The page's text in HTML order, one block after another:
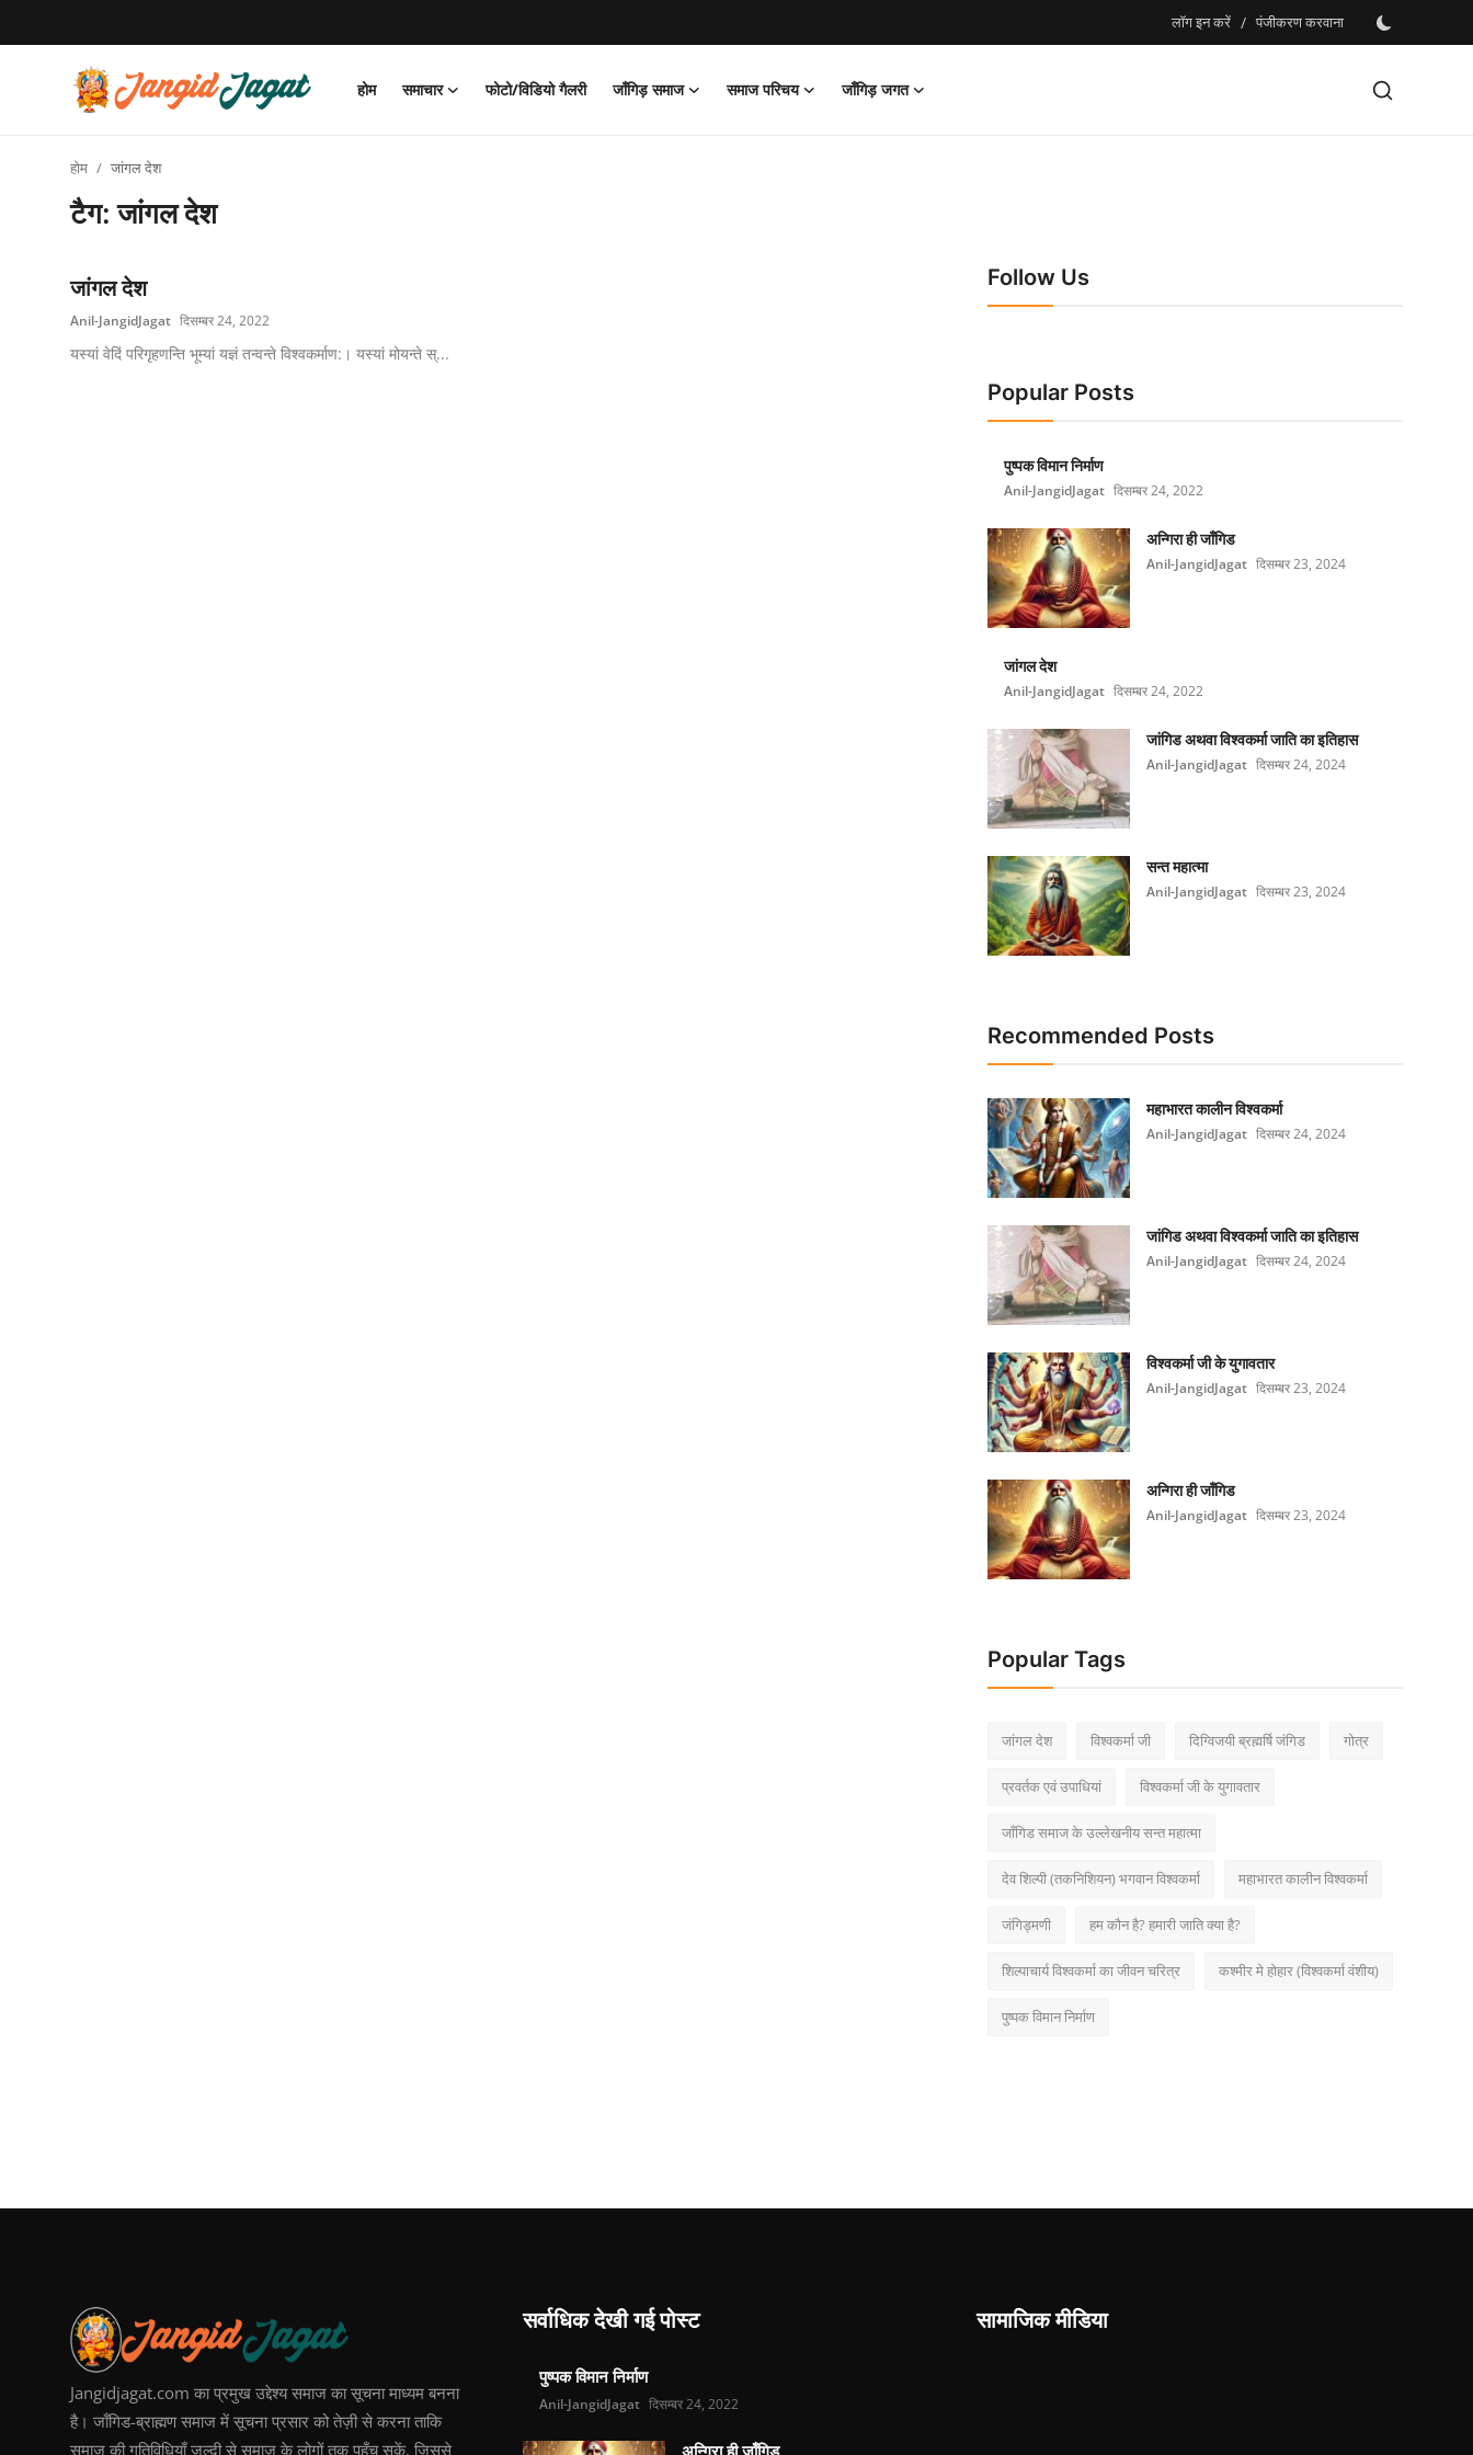
लॉग इन करें / पंजीकरण करवाना
होम समाचार फोटो/विडियो गैलरी जाँगिड़ समाज समाज परिचय
जाँगिड़ जगत
फोटो/विडियो गैलरी
जाँगिड़ समाज
होम जांगल देश
टैग: जांगल देश
जांगल देश
Anil-JangidJagat दिसम्बर 24, 2022
यस्यां वेदिं परिगृहणन्ति भूम्यां यज्ञं तन्वन्ते विश्वकर्माण:। यस्यां मोयन्ते स्...
Follow Us
Popular Posts
पुष्पक विमान निर्माण
Anil-JangidJagat दिसम्बर 24, 2022
अन्गिरा ही जाँगिड
Anil-JangidJagat दिसम्बर 23, 2024
जांगल देश
Anil-JangidJagat दिसम्बर 24, 2022
जांगिड अथवा विश्वकर्मा जाति का इतिहास
Anil-JangidJagat दिसम्बर 24, 2024
सन्त महात्मा
Anil-JangidJagat दिसम्बर 23, 2024
Recommended Posts
महाभारत कालीन विश्वकर्मा
Anil-JangidJagat दिसम्बर 24, 2024
जांगिड अथवा विश्वकर्मा जाति का इतिहास
Anil-JangidJagat दिसम्बर 24, 2024
विश्वकर्मा जी के युगावतार
Anil-JangidJagat दिसम्बर 23, 2024
अन्गिरा ही जाँगिड
Anil-JangidJagat दिसम्बर 23, 2024
Popular Tags
जांगल देश विश्वकर्मा जी दिग्विजयी ब्रह्मर्षि जंगिड गोत्र
प्रवर्तक एवं उपाधियां विश्वकर्मा जी के युगावतार
जाँगिड समाज के उल्लेखनीय सन्त महात्मा
देव शिल्पी (तकनिशियन) भगवान विश्वकर्मा महाभारत कालीन विश्वकर्मा
जंगिड्मणी हम कौन है? हमारी जाति क्या है?
शिल्पाचार्य विश्वकर्मा का जीवन चरित्र कश्मीर मे होहार (विश्वकर्मा वंशीय)
पुष्पक विमान निर्माण
Jangidjagat.com का प्रमुख उद्देश्य समाज का सूचना माध्यम बनना
है। जाँगिड-ब्राह्मण समाज में सूचना प्रसार को तेज़ी से करना ताकि
समाज की गतिविधियाँ जल्दी से समाज के लोगों तक पहुँच सकें, जिससे
सर्वाधिक देखी गई पोस्ट
पुष्पक विमान निर्माण
Anil-JangidJagat दिसम्बर 24, 2022
सामाजिक मीडिया